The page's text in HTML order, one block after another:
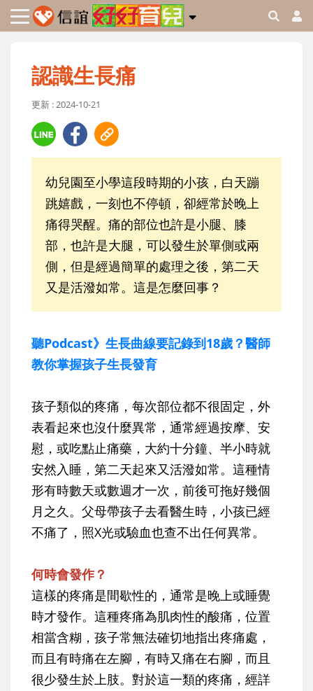
認識生長痛
更新 : 2024-10-21
幼兒園至小學這段時期的小孩，白天蹦
跳嬉戲，一刻也不停頓，卻經常於晚上
痛得哭醒。痛的部位也許是小腿、膝
部，也許是大腿，可以發生於單側或兩
側，但是經過簡單的處理之後，第二天
又是活潑如常。這是怎麼回事？
聽Podcast》生長曲線要記錄到18歲？醫師
教你掌握孩子生長發育
孩子類似的疼痛，每次部位都不很固定，外
表看起來也沒什麼異常，通常經過按摩、安
慰，或吃點止痛藥，大約十分鐘、半小時就
安然入睡，第二天起來又活潑如常。這種情
形有時數天或數週才一次，前後可拖好幾個
月之久。父母帶孩子去看醫生時，小孩已經
不痛了，照X光或驗血也查不出任何異常。
何時會發作？
這樣的疼痛是間歇性的，通常是晚上或睡覺
時才發作。這種疼痛為肌肉性的酸痛，位置
相當含糊，孩子常無法確切地指出疼痛處，
而且有時痛在左腳，有時又痛在右腳，而且
很少發生於上肢。對於這一類的疼痛，經詳